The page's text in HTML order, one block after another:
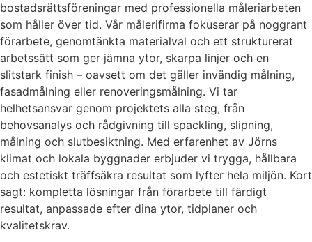
bostadsrättsföreningar med professionella måleriarbeten
som håller över tid. Vår målerifirma fokuserar på noggrant
förarbete, genomtänkta materialval och ett strukturerat
arbetssätt som ger jämna ytor, skarpa linjer och en
slitstark finish – oavsett om det gäller invändig målning,
fasadmålning eller renoveringsmålning. Vi tar
helhetsansvar genom projektets alla steg, från
behovsanalys och rådgivning till spackling, slipning,
målning och slutbesiktning. Med erfarenhet av Jörns
klimat och lokala byggnader erbjuder vi trygga, hållbara
och estetiskt träffsäkra resultat som lyfter hela miljön. Kort
sagt: kompletta lösningar från förarbete till färdigt
resultat, anpassade efter dina ytor, tidplaner och
kvalitetskrav.